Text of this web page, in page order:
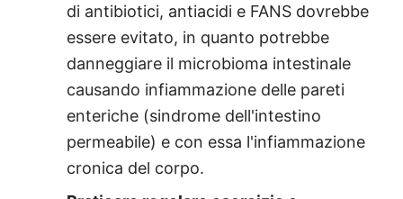
di antibiotici, antiacidi e FANS dovrebbe
essere evitato, in quanto potrebbe
danneggiare il microbioma intestinale
causando infiammazione delle pareti
enteriche (sindrome dell'intestino
permeabile) e con essa l'infiammazione
cronica del corpo.